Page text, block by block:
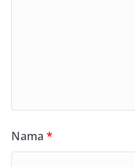
Nama *